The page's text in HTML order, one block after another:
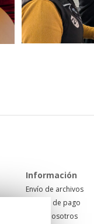
Información
Envío de archivos
Formas de pago
Sobre nosotros